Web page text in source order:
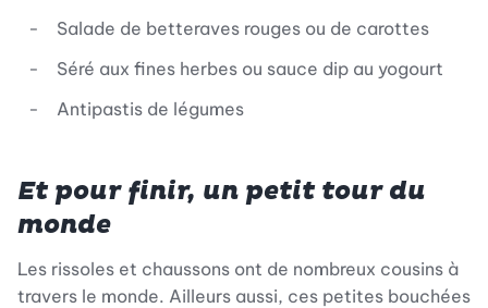
Salade de betteraves rouges ou de carottes
Séré aux fines herbes ou sauce dip au yogourt
Antipastis de légumes
Et pour finir, un petit tour du
monde
Les rissoles et chaussons ont de nombreux cousins à
travers le monde. Ailleurs aussi, ces petites bouchées